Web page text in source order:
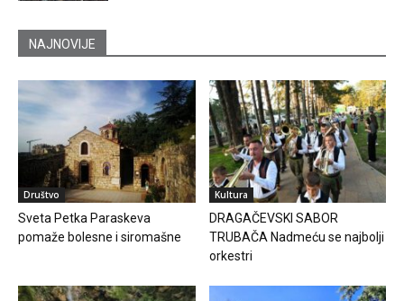
NAJNOVIJE
Društvo
Sveta Petka Paraskeva
pomaže bolesne i siromašne
Kultura
DRAGAČEVSKI SABOR
TRUBAČA Nadmeću se najbolji
orkestri